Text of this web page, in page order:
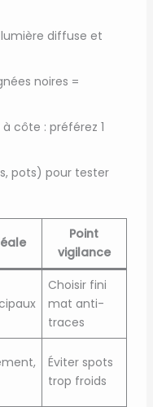
lumière diffuse et
noires =
côte : préférez 1
pots) pour tester
Point
vigilance
Choisir fini
mat anti-
traces
Éviter spots
trop froids